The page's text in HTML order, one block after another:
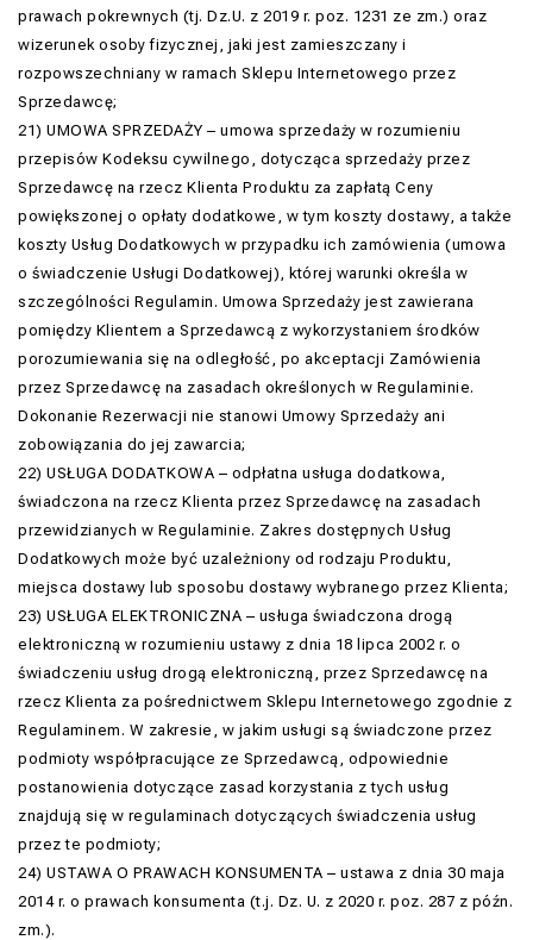
prawach pokrewnych (tj. Dz.U. z 2019 r. poz. 1231 ze zm.) oraz
wizerunek osoby fizycznej, jaki jest zamieszczany i
rozpowszechniany w ramach Sklepu Internetowego przez
Sprzedawcę;
21) UMOWA SPRZEDAŻY – umowa sprzedaży w rozumieniu
przepisów Kodeksu cywilnego, dotycząca sprzedaży przez
Sprzedawcę na rzecz Klienta Produktu za zapłatą Ceny
powiększonej o opłaty dodatkowe, w tym koszty dostawy, a także
koszty Usług Dodatkowych w przypadku ich zamówienia (umowa
o świadczenie Usługi Dodatkowej), której warunki określa w
szczególności Regulamin. Umowa Sprzedaży jest zawierana
pomiędzy Klientem a Sprzedawcą z wykorzystaniem środków
porozumiewania się na odległość, po akceptacji Zamówienia
przez Sprzedawcę na zasadach określonych w Regulaminie.
Dokonanie Rezerwacji nie stanowi Umowy Sprzedaży ani
zobowiązania do jej zawarcia;
22) USŁUGA DODATKOWA – odpłatna usługa dodatkowa,
świadczona na rzecz Klienta przez Sprzedawcę na zasadach
przewidzianych w Regulaminie. Zakres dostępnych Usług
Dodatkowych może być uzależniony od rodzaju Produktu,
miejsca dostawy lub sposobu dostawy wybranego przez Klienta;
23) USŁUGA ELEKTRONICZNA – usługa świadczona drogą
elektroniczną w rozumieniu ustawy z dnia 18 lipca 2002 r. o
świadczeniu usług drogą elektroniczną, przez Sprzedawcę na
rzecz Klienta za pośrednictwem Sklepu Internetowego zgodnie z
Regulaminem. W zakresie, w jakim usługi są świadczone przez
podmioty współpracujące ze Sprzedawcą, odpowiednie
postanowienia dotyczące zasad korzystania z tych usług
znajdują się w regulaminach dotyczących świadczenia usług
przez te podmioty;
24) USTAWA O PRAWACH KONSUMENTA – ustawa z dnia 30 maja
2014 r. o prawach konsumenta (t.j. Dz. U. z 2020 r. poz. 287 z późn.
zm.).